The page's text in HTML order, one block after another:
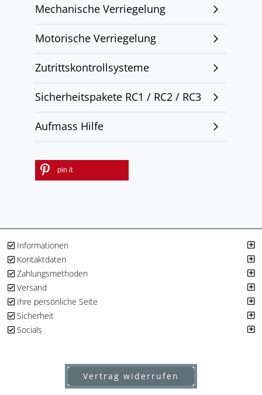
Mechanische Verriegelung
Motorische Verriegelung
Zutrittskontrollsysteme
Sicherheitspakete RC1 / RC2 / RC3
Aufmass Hilfe
pin it
Informationen
Kontaktdaten
Zahlungsmethoden
Versand
Ihre persönliche Seite
Sicherheit
Socials
Vertrag widerrufen